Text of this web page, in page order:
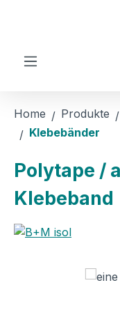
Home Produkte
Klebebänder
Polytape /
Klebeband
Bildergalerie